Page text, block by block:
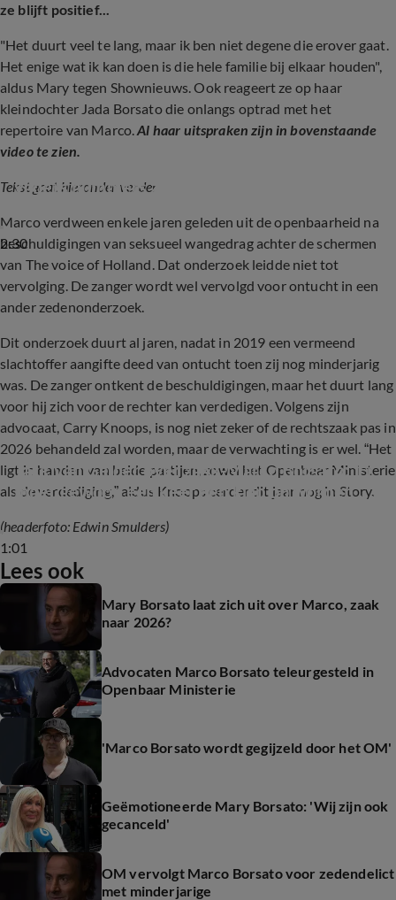
ze blijft positief...
"Het duurt veel te lang, maar ik ben niet degene die erover gaat.
Het enige wat ik kan doen is die hele familie bij elkaar houden",
aldus Mary tegen Shownieuws. Ook reageert ze op haar
kleindochter Jada Borsato die onlangs optrad met het
repertoire van Marco.Al haar uitspraken zijn in bovenstaande
video te zien.
Tekst gaat hieronder verder
2:30
vaders nummers zingt
Marco verdween enkele jaren geleden uit de openbaarheid na
beschuldigingen van seksueel wangedrag achter de schermen
van The voice of Holland. Dat onderzoek leidde niet tot
vervolging. De zanger wordt wel vervolgd voor ontucht in een
ander zedenonderzoek.
Dit onderzoek duurt al jaren, nadat in 2019 een vermeend
slachtoffer aangifte deed van ontucht toen zij nog minderjarig
was. De zanger ontkent de beschuldigingen, maar het duurt lang
voor hij zich voor de rechter kan verdedigen. Volgens zijn
advocaat, Carry Knoops, is nog niet zeker of de rechtszaak pas in
2026 behandeld zal worden, maar de verwachting is er wel. “Het
ligt in handen van beide partijen, zowel het Openbaar Ministerie
als de verdediging,” aldus Knoops eerder dit jaar nog in Story.
1:01
Jack van Gelder over zaak-Marco Borsato: 'Er
moet gewoon een keer een klap op worden
(headerfoto: Edwin Smulders)
Lees ook
Mary Borsato laat zich uit over Marco, zaak
naar 2026?
Advocaten Marco Borsato teleurgesteld in
Openbaar Ministerie
'Marco Borsato wordt gegijzeld door het OM'
Geëmotioneerde Mary Borsato: 'Wij zijn ook
gecanceld'
OM vervolgt Marco Borsato voor zedendelict
met minderjarige